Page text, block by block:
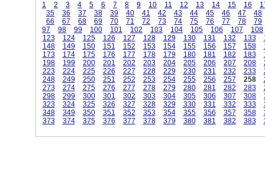
1
2 3 4 5 6 7 8 9 10 11 12 13 14 15 16
35
36 37 38 39 40 41 42 43 44 45 46 47
48
66
67 68 69 70 71 72 73 74 75 76 77 78
79
97
98 99 100 101 102 103 104 105 106 107
108
123
124 125 126 127 128 129 130 131 132 133
148
149 150 151 152 153 154 155 156 157 158
173
174 175 176 177 178 179 180 181 182 183
198
199 200 201 202 203 204 205 206 207 208
223
224 225 226 227 228 229 230 231 232 233
248
249 250 251 252 253 254 255 256 257 258
273
274 275 276 277 278 279 280 281 282 283
298
299 300 301 302 303 304 305 306 307 308
323
324 325 326 327 328 329 330 331 332 333
348
349 350 351 352 353 354 355 356 357 358
373
374 375 376 377 378 379 380 381 382 383